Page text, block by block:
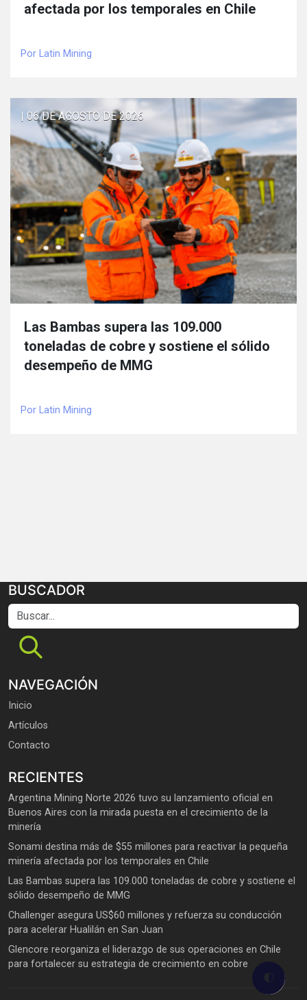
afectada por los temporales en Chile
Por Latin Mining
| 06 DE AGOSTO DE 2026
Las Bambas supera las 109.000
toneladas de cobre y sostiene el sólido
desempeño de MMG
Por Latin Mining
BUSCADOR
Buscar...
NAVEGACIÓN
Inicio
Artículos
Contacto
RECIENTES
Argentina Mining Norte 2026 tuvo su lanzamiento oficial en
Buenos Aires con la mirada puesta en el crecimiento de la
minería
Sonami destina más de $55 millones para reactivar la pequeña
minería afectada por los temporales en Chile
Las Bambas supera las 109.000 toneladas de cobre y sostiene el
sólido desempeño de MMG
Challenger asegura US$60 millones y refuerza su conducción
para acelerar Hualilán en San Juan
Glencore reorganiza el liderazgo de sus operaciones en Chile
para fortalecer su estrategia de crecimiento en cobre